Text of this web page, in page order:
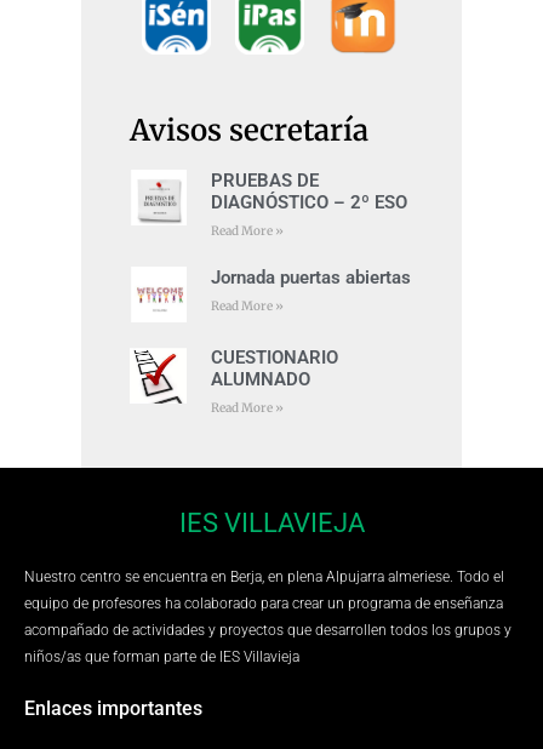
Avisos secretaría
PRUEBAS DE
DIAGNÓSTICO – 2º ESO
Read More »
Jornada puertas abiertas
Read More »
CUESTIONARIO
ALUMNADO
Read More »
IES VILLAVIEJA
Nuestro centro se encuentra en Berja, en plena Alpujarra almeriese. Todo el
equipo de profesores ha colaborado para crear un programa de enseñanza
acompañado de actividades y proyectos que desarrollen todos los grupos y
niños/as que forman parte de IES Villavieja
Enlaces importantes